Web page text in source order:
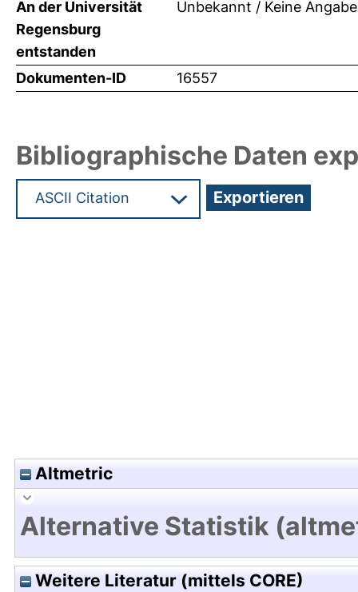
An der Universität
Regensburg
entstanden
Unbekannt / Keine Angabe
Dokumenten-ID 16557
Bibliographische Daten
Altmetric
Alternative Statistik
Weitere Literatur (mittels CORE)